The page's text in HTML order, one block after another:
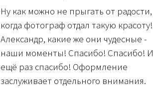
Ну как можно не прыгать от радости,
когда фотограф отдал такую красоту!
Александр, какие же они чудесные -
наши моменты! Спасибо! Спасибо! И
ещё раз спасибо! Оформление
заслуживает отдельного внимания.